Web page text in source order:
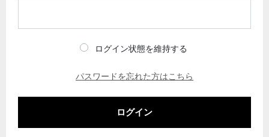
ログイン状態を維持する
パスワードを忘れた方はこちら
ログイン